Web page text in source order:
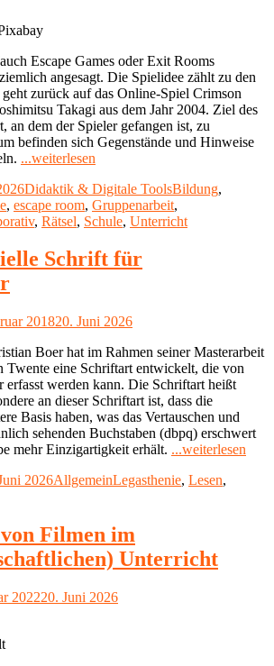
Escape Games oder Exit Rooms
angesagt. Die Spielidee zählt zu den
zurück auf das Online-Spiel Crimson
Takagi aus dem Jahr 2004. Ziel des
an dem der Spieler gefangen ist, zu
befinden sich Gegenstände und Hinweise
...weiterlesen
Room
als
Unterrichtskonzept"
Kategorien
Didaktik & Digitale ToolsSchlagwörter
Bildung,
, escape room, Gruppenarbeit,
, Rätsel, Schule, Unterricht
Schrift für
201820. Juni 2026
Boer hat im Rahmen seiner Masterarbeit
Twente eine Schriftart entwickelt, die von
erfasst werden kann. Die Schriftart heißt
an dieser Schriftart ist, dass die
Basis haben, was das Vertauschen und
sehenden Buchstaben (dbpq) erschwert
mehr Einzigartigkeit erhält. ...weiterlesen
2026Kategorien
AllgemeinSchlagwörter
Legasthenie, Lesen,
Filmen im
Unterricht
202220. Juni 2026